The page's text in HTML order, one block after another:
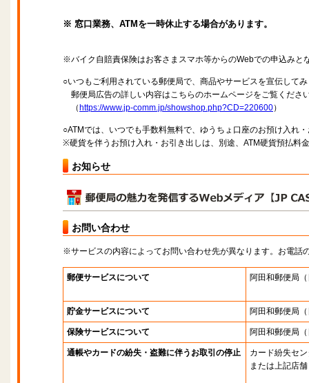
※ 窓口業務、ATMを一時休止する場合があります。
※バイク自賠責保険はお客さまスマホ等からのWebでの申込みと
○いつもご利用されている郵便局で、商品やサービスを宣伝して
郵便局広告の詳しい内容はこちらのホームページをご覧くださ
（ https://www.jp-comm.jp/showshop.php?CD=220600）
○ATMでは、いつでも手数料無料で、ゆうちょ口座のお預け入れ
※硬貨を伴うお預け入れ・お引き出しは、別途、ATM硬貨預払料
お知らせ
お問い合わせ
※サービスの内容によってお問い合わせ先が異なります。お電話
郵便サービスについて 阿田和郵便局
貯金サービスについて 阿田和郵便局
保険サービスについて 阿田和郵便局
通帳やカードの紛失・盗難に伴うお取引の停止
カード紛失セ
または上記店舗